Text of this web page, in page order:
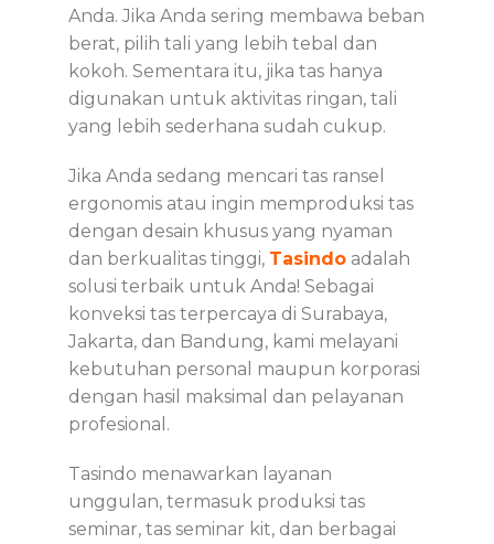
Anda. Jika Anda sering membawa beban
berat, pilih tali yang lebih tebal dan
kokoh. Sementara itu, jika tas hanya
digunakan untuk aktivitas ringan, tali
yang lebih sederhana sudah cukup.
Jika Anda sedang mencari tas ransel
ergonomis atau ingin memproduksi tas
dengan desain khusus yang nyaman
dan berkualitas tinggi, Tasindo adalah
solusi terbaik untuk Anda! Sebagai
konveksi tas terpercaya di Surabaya,
Jakarta, dan Bandung, kami melayani
kebutuhan personal maupun korporasi
dengan hasil maksimal dan pelayanan
profesional.
Tasindo menawarkan layanan
unggulan, termasuk produksi tas
seminar, tas seminar kit, dan berbagai